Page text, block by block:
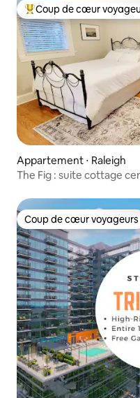
Coups de cœur
Coup de cœur
Appartement ⋅ Raleigh
The Fig : suite cottage
Coup de cœur voyageurs
Coup de cœur voyageurs